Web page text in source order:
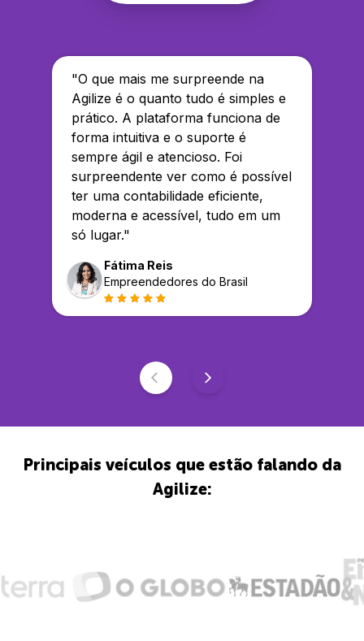
"O que mais me surpreende na
Agilize é o quanto tudo é simples e
prático. A plataforma funciona de
forma intuitiva e o suporte é
sempre ágil e atencioso. Foi
surpreendente ver como é possível
ter uma contabilidade eficiente,
moderna e acessível, tudo em um
só lugar."
Fátima Reis
Empreendedores do Brasil
Principais veículos que estão falando da
Agilize: